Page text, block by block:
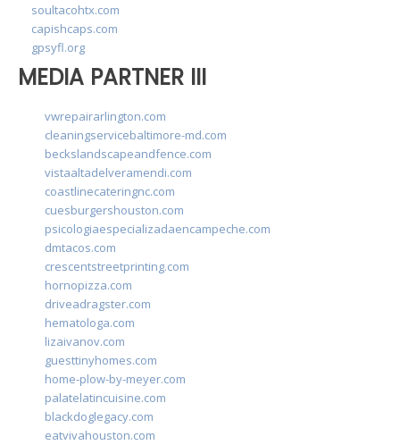
soultacohtx.com
capishcaps.com
gpsyfl.org
MEDIA PARTNER III
vwrepairarlington.com
cleaningservicebaltimore-md.com
beckslandscapeandfence.com
vistaaltadelveramendi.com
coastlinecateringnc.com
cuesburgershouston.com
psicologiaespecializadaencampeche.com
dmtacos.com
crescentstreetprinting.com
hornopizza.com
driveadragster.com
hematologa.com
lizaivanov.com
guesttinyhomes.com
home-plow-by-meyer.com
palatelatincuisine.com
blackdoglegacy.com
eatvivahouston.com